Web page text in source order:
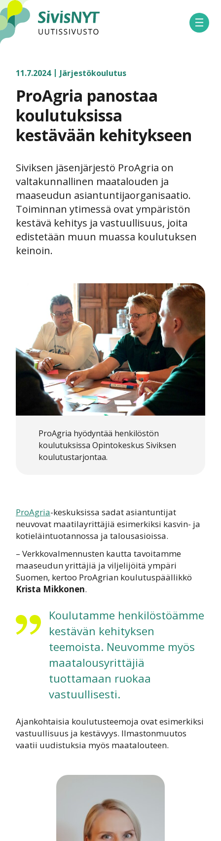
SivisNYT
Avaa
11.7.2024 Järjestökoulutus
ProAgria panostaa
koulutuksissa
kestävään kehitykseen
Siviksen jäsenjärjestö ProAgria on
valtakunnallinen maatalouden ja
maaseudun asiantuntijaorganisaatio.
Toiminnan ytimessä ovat ympäristön
kestävä kehitys ja vastuullisuus, joita
edistetään muun muassa koulutuksen
keinoin.
ProAgria hyödyntää henkilöstön
koulutuksissa Opintokeskus Siviksen
koulutustarjontaa.
ProAgria-keskuksissa sadat asiantuntijat
neuvovat maatilayrittäjiä esimerkiksi kasvin- ja
kotieläintuotannossa ja talousasioissa.
– Verkkovalmennusten kautta tavoitamme
maaseudun yrittäjiä ja viljelijöitä ympäri
Suomen, kertoo ProAgrian koulutuspäällikkö
Krista Mikkonen.
Koulutamme henkilöstöämme
kestävän kehityksen
teemoista. Neuvomme myös
maatalousyrittäjiä
tuottamaan ruokaa
vastuullisesti.
Ajankohtaisia koulutusteemoja ovat esimerkiksi
vastuullisuus ja kestävyys. Ilmastonmuutos
vaatii uudistuksia myös maatalouteen.